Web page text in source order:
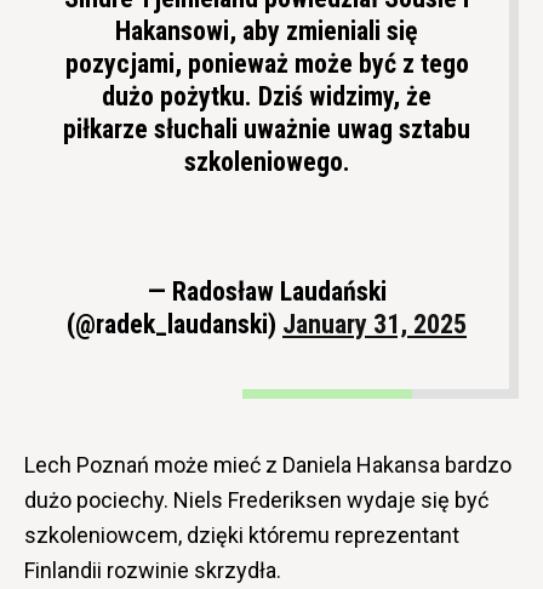
Hakansowi, aby zmieniali się
pozycjami, ponieważ może być z tego
dużo pożytku. Dziś widzimy, że
piłkarze słuchali uważnie uwag sztabu
szkoleniowego.
— Radosław Laudański
(@radek_laudanski) January 31, 2025
Lech Poznań może mieć z Daniela Hakansa bardzo
dużo pociechy. Niels Frederiksen wydaje się być
szkoleniowcem, dzięki któremu reprezentant
Finlandii rozwinie skrzydła.